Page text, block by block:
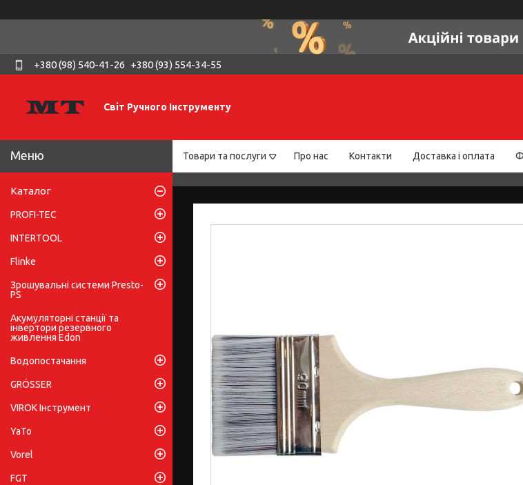
+380 (98) 540-41-26 +380 (93) 554-34-55
Світ Ручного Інструменту
Товари та послуги Про нас Контакти Доставка і оплата
Каталог
PROFI-TEC
INTERTOOL
Flinke
Зрошувальні системи Presto-
PS
Акумуляторні станції та
інвертори резервного
живлення Edon
Водопостачання
GRÖSSER
VIROK Інструмент
YaTo
Vorel
FGT